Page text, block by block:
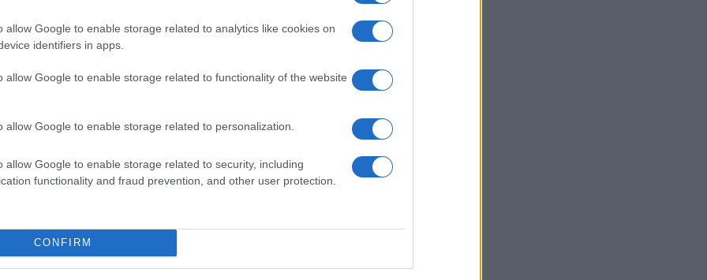
allow Google to enable storage related to analytics like cookies on
identifiers in apps.
allow Google to enable storage related to functionality of the website
allow Google to enable storage related to personalization.
allow Google to enable storage related to security, including
functionality and fraud prevention, and other user protection.
CONFIRM
Ελλάδας στην πρεμιέρα, 78-36 την Ιρλανδία
Τζίρος 98,7
και αύξηση
- Τα νέα
Χρηματοοικονομικός
σύμβουλος της ΔΕΗ για την